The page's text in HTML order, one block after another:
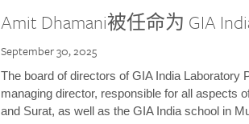
Amit Dhamani被任命为 GIA
September 30, 2025
The board of directors of GIA India Laboratory
managing director, responsible for all aspects
and Surat, as well as the GIA India school in